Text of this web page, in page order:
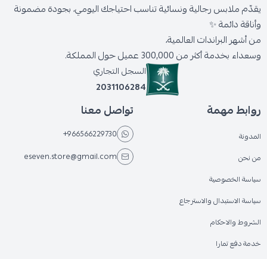
يقدّم ملابس رجالية ونسائية تناسب احتياجك اليومي، بجودة مضمونة
وأناقة دائمة ✨
من أشهر البراندات العالمية،
وسعداء بخدمة أكثر من 300,000 عميل حول المملكة.
السجل التجاري
2031106284
روابط مهمة
المدونة
من نحن
سياسة الخصوصية
سياسة الاستبدال والاسترجاع
الشروط والاحكام
خدمة دفع تمارا
تواصل معنا
+966566229730
eseven.store@gmail.com